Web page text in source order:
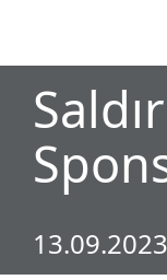
13.09.2023